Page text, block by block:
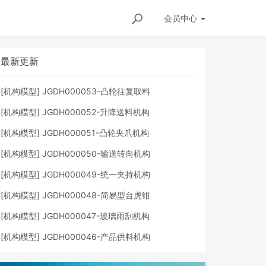
会员中心
获取模型？
最新更新
[机构模型] JGDH000053-凸轮往复取料
[机构模型] JGDH000052-升降送料机构
[机构模型] JGDH000051-凸轮夹爪机构
[机构模型] JGDH000050-输送转向机构
[机构模型] JGDH000049-统一夹持机构
[机构模型] JGDH000048-简易型台虎钳
[机构模型] JGDH000047-玻璃雨刮机构
[机构模型] JGDH000046-产品供料机构